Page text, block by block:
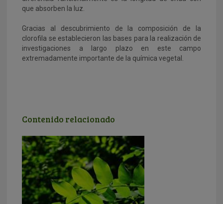
que absorben la luz.
Gracias al descubrimiento de la composición de la
clorofila se establecieron las bases para la realización de
investigaciones a largo plazo en este campo
extremadamente importante de la química vegetal.
Contenido relacionado